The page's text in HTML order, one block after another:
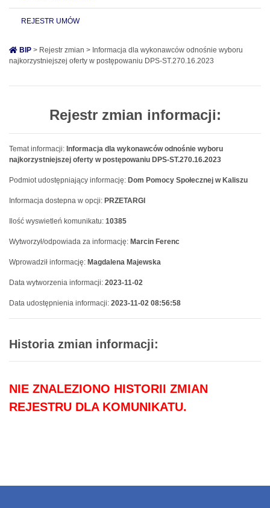
REJESTR UMÓW
BIP > Rejestr zmian > Informacja dla wykonawców odnośnie wyboru
najkorzystniejszej oferty w postępowaniu DPS-ST.270.16.2023
Rejestr zmian informacji:
Temat informacji: Informacja dla wykonawców odnośnie wyboru
najkorzystniejszej oferty w postępowaniu DPS-ST.270.16.2023
Podmiot udostępniający informację: Dom Pomocy Społecznej w Kaliszu
Informacja dostepna w opcji: PRZETARGI
Ilość wyswietleń komunikatu: 10385
Wytworzył/odpowiada za informację: Marcin Ferenc
Wprowadził informację: Magdalena Majewska
Data wytworzenia informacji: 2023-11-02
Data udostępnienia informacji: 2023-11-02 08:56:58
Historia zmian informacji:
NIE ZNALEZIONO HISTORII ZMIAN
REJESTRU DLA KOMUNIKATU.